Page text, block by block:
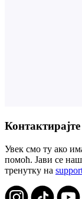
Увек смо ту ако
помоћ. Јави се
тренутку на